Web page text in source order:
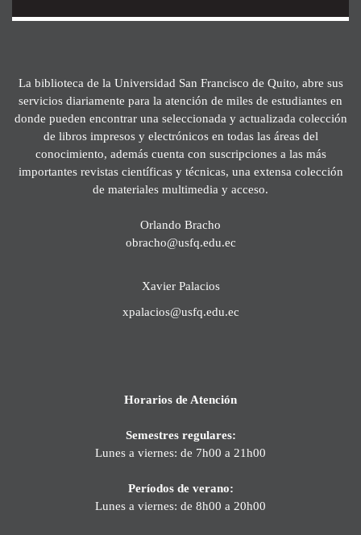
La biblioteca de la Universidad San Francisco de Quito, abre sus
servicios diariamente para la atención de miles de estudiantes en
donde pueden encontrar una seleccionada y actualizada colección
de libros impresos y electrónicos en todas las áreas del
conocimiento, además cuenta con suscripciones a las más
importantes revistas científicas y técnicas, una extensa colección
de materiales multimedia y acceso.
Orlando Bracho
obracho@usfq.edu.ec
Xavier Palacios
xpalacios@usfq.edu.ec
Horarios de Atención
Semestres regulares:
Lunes a viernes: de 7h00 a 21h00
Períodos de verano:
Lunes a viernes: de 8h00 a 20h00